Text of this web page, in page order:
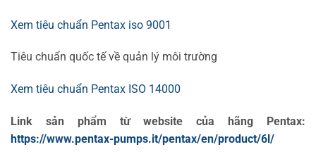
Xem tiêu chuẩn Pentax iso 9001
Tiêu chuẩn quốc tế về quản lý môi trường
Xem tiêu chuẩn Pentax ISO 14000
Link sản phẩm từ website của hãng Pentax:
https://www.pentax-pumps.it/pentax/en/product/6l/